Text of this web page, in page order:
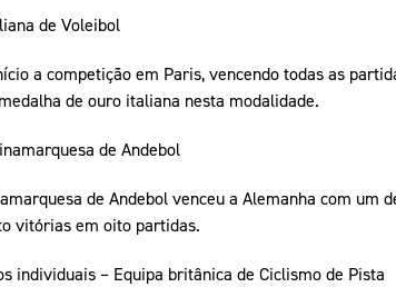
de Voleibol
a competição em Paris, vencendo todas as
de ouro italiana nesta modalidade.
de Andebol
de Andebol venceu a Alemanha com um
vitórias em oito partidas.
individuais – Equipa britânica de Ciclismo de Pista